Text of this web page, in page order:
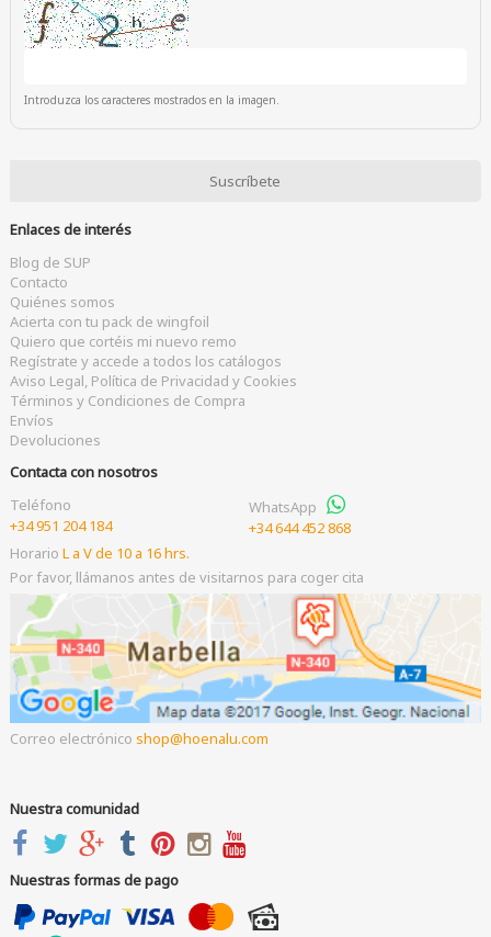
Introduzca los caracteres mostrados en la imagen.
Enlaces de interés
Blog de SUP
Contacto
Quiénes somos
Acierta con tu pack de wingfoil
Quiero que cortéis mi nuevo remo
Regístrate y accede a todos los catálogos
Aviso Legal, Política de Privacidad y Cookies
Términos y Condiciones de Compra
Envíos
Devoluciones
Contacta con nosotros
Teléfono
+34 951 204 184
WhatsApp
+34 644 452 868
Horario L a V de 10 a 16 hrs.
Por favor, llámanos antes de visitarnos para coger cita
Correo electrónico shop hoenalu.com
Nuestra comunidad
Nuestras formas de pago